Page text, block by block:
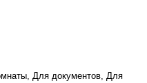
Для документов, Для